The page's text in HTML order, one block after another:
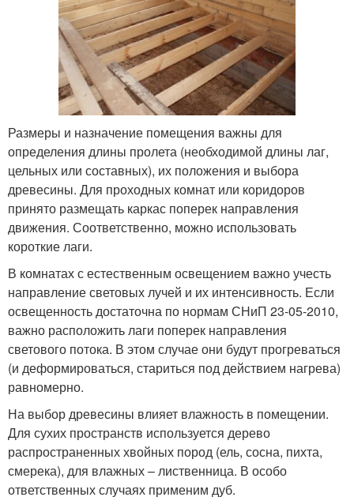
Размеры и назначение помещения важны для
определения длины пролета (необходимой длины лаг,
цельных или составных), их положения и выбора
древесины. Для проходных комнат или коридоров
принято размещать каркас поперек направления
движения. Соответственно, можно использовать
короткие лаги.
В комнатах с естественным освещением важно учесть
направление световых лучей и их интенсивность. Если
освещенность достаточна по нормам СНиП 23-05-2010,
важно расположить лаги поперек направления
светового потока. В этом случае они будут прогреваться
(и деформироваться, стариться под действием нагрева)
равномерно.
На выбор древесины влияет влажность в помещении.
Для сухих пространств используется дерево
распространенных хвойных пород (ель, сосна, пихта,
смерека), для влажных – лиственница. В особо
ответственных случаях применим дуб.